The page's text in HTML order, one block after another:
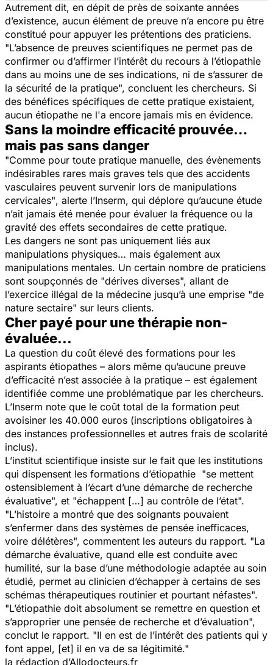
Autrement dit, en dépit de près de soixante années
d’existence, aucun élément de preuve n’a encore pu être
constitué pour appuyer les prétentions des praticiens.
"L’absence de preuves scientifiques ne permet pas de
confirmer ou d’affirmer l’intérêt du recours à l’étiopathie
dans au moins une de ses indications, ni de s’assurer de
la sécurité́ de la pratique", concluent les chercheurs. Si
des bénéfices spécifiques de cette pratique existaient,
aucun étiopathe ne l'a encore jamais mis en évidence.
Sans la moindre efficacité prouvée…
mais pas sans danger
"Comme pour toute pratique manuelle, des évènements
indésirables rares mais graves tels que des accidents
vasculaires peuvent survenir lors de manipulations
cervicales", alerte l’Inserm, qui déplore qu’aucune étude
n’ait jamais été menée pour évaluer la fréquence ou la
gravité des effets secondaires de cette pratique.
Les dangers ne sont pas uniquement liés aux
manipulations physiques… mais également aux
manipulations mentales. Un certain nombre de praticiens
sont soupçonnés de "dérives diverses", allant de
l’exercice illégal de la médecine jusqu’à une emprise "de
nature sectaire" sur leurs clients.
Cher payé pour une thérapie non-
évaluée...
La question du coût élevé des formations pour les
aspirants étiopathes – alors même qu’aucune preuve
d’efficacité n’est associée à la pratique – est également
identifiée comme une problématique par les chercheurs.
L’Inserm note que le coût total de la formation peut
avoisiner les 40.000 euros (inscriptions obligatoires à
des instances professionnelles et autres frais de scolarité
inclus).
L’institut scientifique insiste sur le fait que les institutions
qui dispensent les formations d’étiopathie "se mettent
ostensiblement à l’écart d’une démarche de recherche
évaluative", et "échappent […] au contrôle de l’état".
"L’histoire a montré que des soignants pouvaient
s’enfermer dans des systèmes de pensée inefficaces,
voire délétères", commentent les auteurs du rapport. "La
démarche évaluative, quand elle est conduite avec
humilité, sur la base d’une méthodologie adaptée au soin
étudié, permet au clinicien d’échapper à certains de ses
schémas thérapeutiques routinier et pourtant néfastes".
"L’étiopathie doit absolument se remettre en question et
s’approprier une pensée de recherche et d’évaluation",
conclut le rapport. "Il en est de l’intérêt des patients qui y
font appel, [et] il en va de sa légitimité."
la rédaction d’Allodocteurs.fr